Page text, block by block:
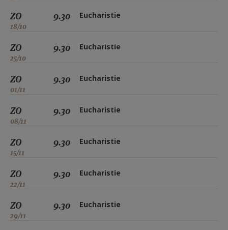
ZO
18/10
9.30 Eucharistie
ZO
25/10
9.30 Eucharistie
ZO
01/11
9.30 Eucharistie
ZO
08/11
9.30 Eucharistie
ZO
15/11
9.30 Eucharistie
ZO
22/11
9.30 Eucharistie
ZO
29/11
9.30 Eucharistie